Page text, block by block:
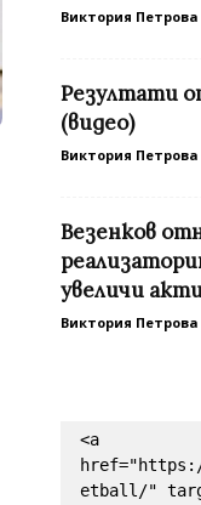
Виктория Петрова
Резултати
(видео)
Виктория Петрова
Везенков
увеличи
Виктория Петрова
<a
etball/"